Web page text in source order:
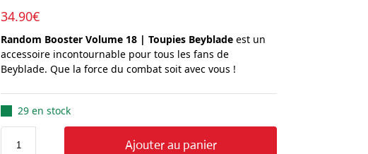
34.90€
Random Booster Volume 18 | Toupies Beyblade est un
accessoire incontournable pour tous les fans de
Beyblade. Que la force du combat soit avec vous !
29 en stock
Ajouter au panier